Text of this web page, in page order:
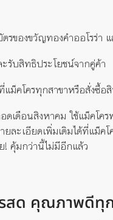
ของขวัญทองคำออโรร่า
บสิทธิประโยชน์จากคู่ค้า
ม็คโครทุกสาขาหรือสั่งซื้อ
เดือนสิงหาคม ใช้แม็คโค
ละเอียดเพิ่มเติมได้ที่แม็คโ
! คุ้มกว่านี้ไม่มีอีกแล้ว
รสด คุณภาพดีทุ